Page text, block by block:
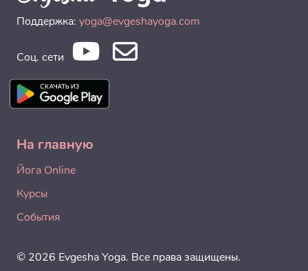
Поддержка: yoga@evgeshayoga.com
Соц. сети
На главную
Йога Online
Курсы
События
© 2026 Evgesha Yoga. Все права защищены.